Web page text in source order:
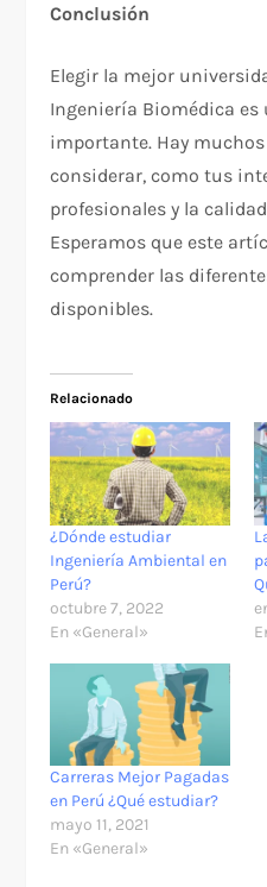
Conclusión
Elegir la mejor
Ingeniería Biomédica es
importante. Hay
considerar, como tus
profesionales y la
Esperamos que este
comprender las
disponibles.
Relacionado
¿Dónde estudiar
Ingeniería Ambiental en
Perú?
octubre 7, 2022
En «General»
Carreras Mejor Pagadas
en Perú ¿Qué estudiar?
mayo 11, 2021
En «General»